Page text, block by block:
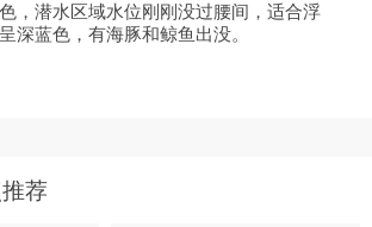
，潜水区域水位刚刚没过腰间，适合浮
深蓝色，有海豚和鲸鱼出没。
荐